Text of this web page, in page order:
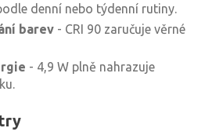
denní nebo týdenní rutiny.
barev - CRI 90 zaručuje věrné
- 4,9 W plně nahrazuje